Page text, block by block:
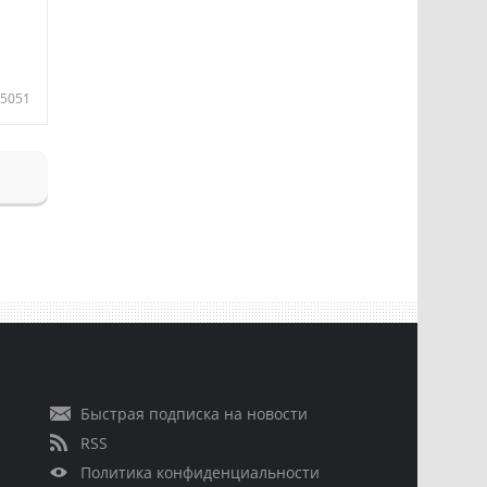
5051
Быстрая подписка на новости
RSS
Политика конфиденциальности